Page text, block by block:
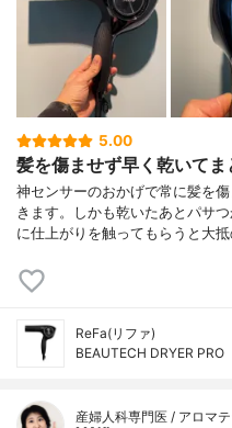
5.00
髪を傷ませず早く乾いて
神センサーのおかげで常に髪を
きます。しかも乾いたあとパサ
に仕上がりを触ってもらうと大
ReFa(リファ)
BEAUTECH DRYER PRO
産婦人科専門医 / アロマ